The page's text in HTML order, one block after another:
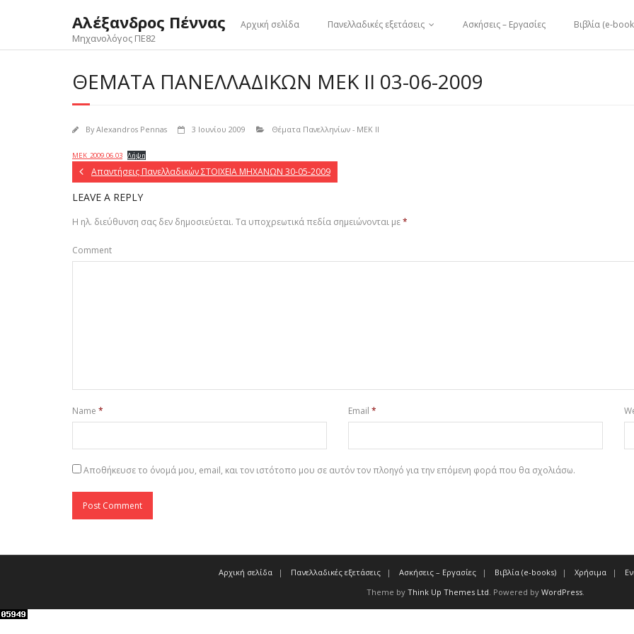
Αλέξανδρος Πέννας
Μηχανολόγος ΠΕ82
Αρχική σελίδα Πανελλαδικές εξετάσεις Ασκήσεις – Εργασίες Βιβλία (e-
ΘΈΜΑΤΑ ΠΑΝΕΛΛΑΔΙΚΏΝ ΜΕΚ ΙΙ 03-06-2009
ByAlexandros Pennas 3 Ιουνίου 2009 Θέματα Πανελληνίων - ΜΕΚ ΙΙ
MEK_2009.06.03 Λήψη
Απαντήσεις Πανελλαδικών ΣΤΟΙΧΕΙΑ ΜΗΧΑΝΩΝ 30-05-2009
LEAVE A REPLY
Η ηλ. διεύθυνση σας δεν δημοσιεύεται. Τα υποχρεωτικά πεδία σημειώνονται με*
Comment
Name * Email *
Αποθήκευσε το όνομά μου, email, και τον ιστότοπο μου σε αυτόν τον πλοηγό για την επόμενη φορά που θα σχολιάσω.
Αρχική σελίδα Πανελλαδικές εξετάσεις Ασκήσεις – Εργασίες Βιβλία (e-books) Χρήσιμα
Theme by Think Up Themes Ltd. Powered by WordPress.